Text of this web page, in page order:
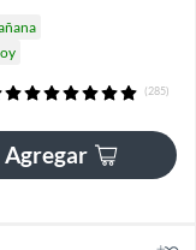
(285)
Agregar